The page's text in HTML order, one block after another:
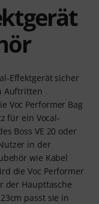
Effektgerät sicher
Auftritten
Voc Performer Bag
für ein Vocal-
Boss VE 20 oder
in der
wie Kabel
die Voc Performer
der Haupttasche
passt sie in